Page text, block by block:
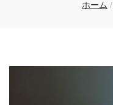
ホーム /